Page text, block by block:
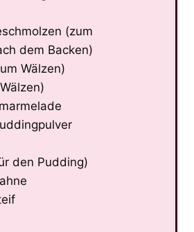
(zum
dem Backen)
Wälzen)
den Pudding)